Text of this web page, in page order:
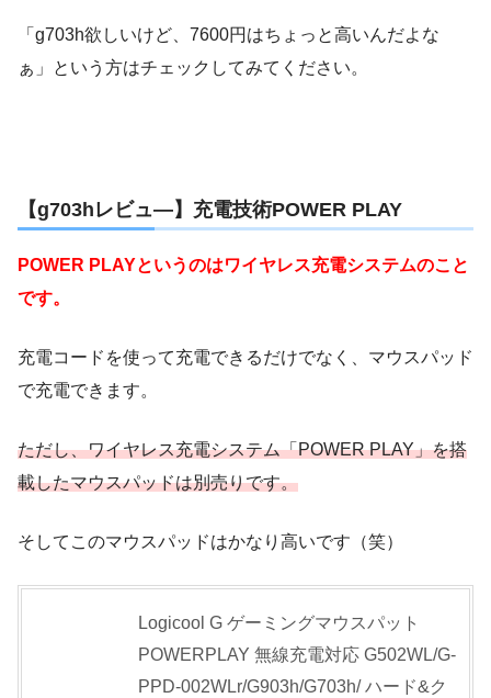
「g703h欲しいけど、7600円はちょっと高いんだよな
ぁ」という方はチェックしてみてください。
【g703hレビュ―】充電技術POWER PLAY
POWER PLAYというのはワイヤレス充電システムのこと
です。
充電コードを使って充電できるだけでなく、マウスパッド
で充電できます。
ただし、ワイヤレス充電システム「POWER PLAY」を搭
載したマウスパッドは別売りです。
そしてこのマウスパッドはかなり高いです（笑）
Logicool G ゲーミングマウスパット
POWERPLAY 無線充電対応 G502WL/G-
PPD-002WLr/G903h/G703h/ ハード&ク